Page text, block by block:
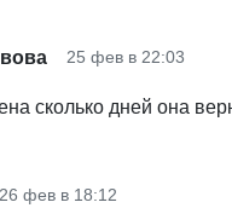
25 фев в 22:03
сколько дней она
26 фев в 18:12